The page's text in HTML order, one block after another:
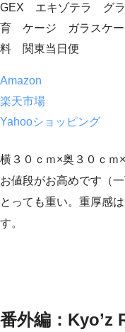
GEX エキゾテラ グ
育 ケージ ガラスケ
料 関東当日便
Amazon
楽天市場
Yahooショッピング
横３０ｃｍ×奥３０ｃｍ
お値段がお高めです（
とっても重い。重厚感
す。
番外編：Kyo’z